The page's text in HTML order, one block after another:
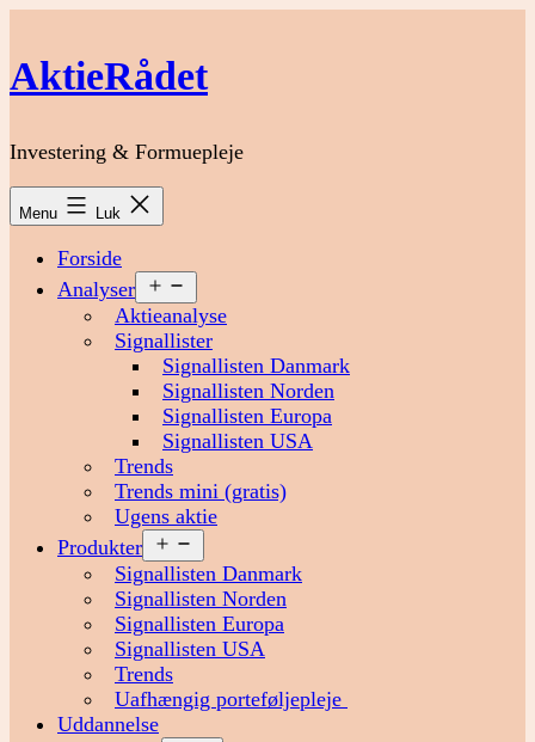
indhold
AktieRådet
Investering & Formuepleje
Menu Luk
Forside
Analyser
menu
Aktieanalyse
Signallister
Signallisten Danmark
Signallisten Norden
Signallisten Europa
Signallisten USA
Trends
Trends mini (gratis)
Ugens aktie
Produkter
menu
Signallisten Danmark
Signallisten Norden
Signallisten Europa
Signallisten USA
Trends
Uafhængig porteføljepleje
Uddannelse